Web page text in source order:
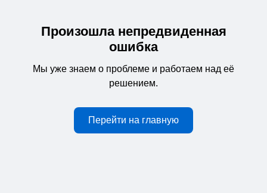
Произошла непредвиденная
ошибка
Мы уже знаем о проблеме и работаем над её
решением.
Перейти на главную